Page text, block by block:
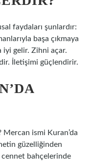
faydaları şunlardır:
başa çıkmaya
iyi gelir. Zihni açar.
İletişimi güçlendirir.
Mercan ismi Kuran’da
güzelliğinden
cennet bahçelerinde